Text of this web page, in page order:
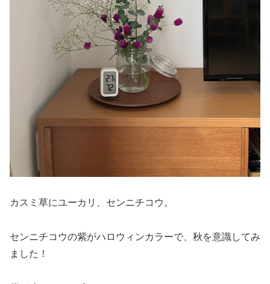
カスミ草にユーカリ、センニチコウ。
センニチコウの紫がハロウィンカラーで、秋を意識してみ
ました！